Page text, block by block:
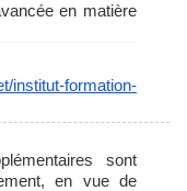
en matière
institut-formation-
sont
en vue de